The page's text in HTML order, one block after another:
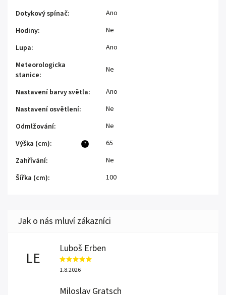
Dotykový spínač:
Ano
Hodiny:
Ne
Lupa:
Ano
Meteorologicka
stanice:
Ne
Nastavení barvy světla:
Ano
Nastavení osvětlení:
Ne
Odmlžování: Ne
?
Výška (cm):
65
Zahřívání:
Ne
Šířka (cm): 100
LE
Luboš Erben
1.8.2026
Miloslav Gratsch